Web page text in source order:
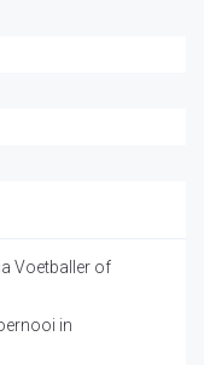
Voetballer of
in